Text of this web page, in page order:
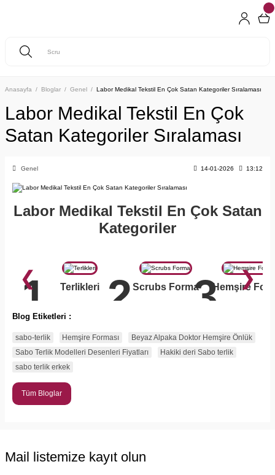
Anasayfa Bloglar Genel Labor Medikal Tekstil En Çok Satan Kategoriler Sıralaması
Labor Medikal Tekstil En Çok
Satan Kategoriler Sıralaması
Genel 14-01-2026 13:12
Labor Medikal Tekstil En Çok Satan
Kategoriler
❮
1 Terlikleri 2 Scrubs Forma3Hemşire
❯
Blog Etiketleri :
sabo-terlik Hemşire Forması
Beyaz Alpaka Doktor Hemşire Önlük
Sabo Terlik Modelleri Desenleri Fiyatları
Hakiki deri Sabo terlik
sabo terlik erkek
Tüm Bloglar
Mail listemize kayıt olun